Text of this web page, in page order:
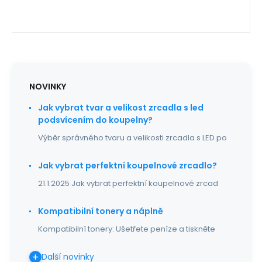
NOVINKY
Jak vybrat tvar a velikost zrcadla s led
podsvícením do koupelny?
Výběr správného tvaru a velikosti zrcadla s LED po
Jak vybrat perfektní koupelnové zrcadlo?
21.1.2025 Jak vybrat perfektní koupelnové zrcad
Kompatibilní tonery a náplně
Kompatibilní tonery: Ušetřete peníze a tiskněte
Další novinky